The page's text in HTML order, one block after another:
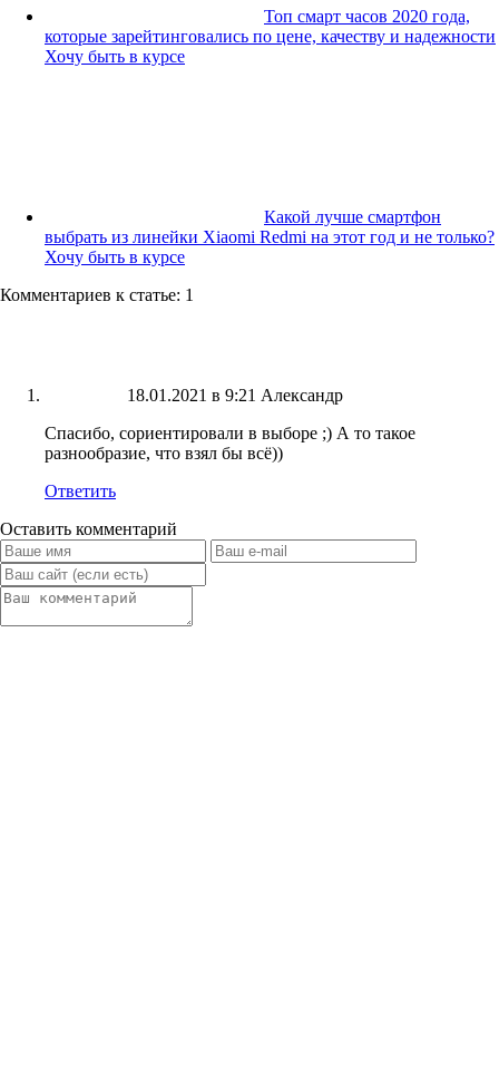
Топ смарт часов 2020 года,
которые зарейтинговались по цене, качеству и надежности
Хочу быть в курсе
Какой лучше смартфон
выбрать из линейки Xiaomi Redmi на этот год и не только?
Хочу быть в курсе
Комментариев к статье: 1
18.01.2021 в 9:21 Александр
Спасибо, сориентировали в выборе ;) А то такое
разнообразие, что взял бы всё))
Ответить
Оставить комментарий